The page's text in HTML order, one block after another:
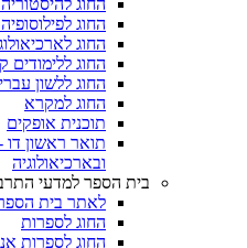
החוג
החוג
החוג
החוג ללימודים
החוג ללשון
החוג למקרא
תוכנית אופקים
ובארכיאולוגיה
בית הספר למדעי
לאתר בית
החוג לספרות
החוג לספרות